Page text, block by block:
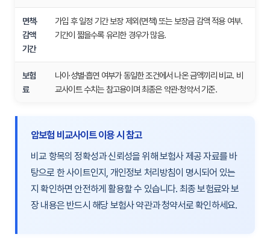
면책·
감액
기간
가입 후 일정 기간 보장 제외(면책) 또는 보장금 감액 적용 여부.
기간이 짧을수록 유리한 경우가 많음.
보험
료
나이·성별·흡연 여부가 동일한 조건에서 나온 금액끼리 비교. 비
교사이트 수치는 참고용이며 최종은 약관·청약서 기준.
암보험 비교사이트 이용 시 참고
비교 항목의 정확성과 신뢰성을 위해 보험사 제공 자료를 바
탕으로 한 사이트인지, 개인정보 처리방침이 명시되어 있는
지 확인하면 안전하게 활용할 수 있습니다. 최종 보험료와 보
장 내용은 반드시 해당 보험사 약관과 청약서로 확인하세요.